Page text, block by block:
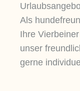
Als
Ihre
unser
gerne